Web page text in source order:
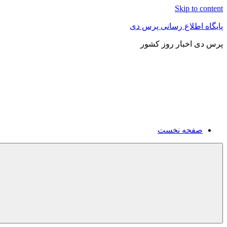
Skip to content
پایگاه اطلاع رسانی پرس دی
پرس دی اخبار روز کشور
صفحه نخست